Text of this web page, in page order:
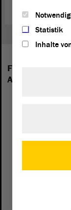
Folgende
Anhalt vertreten:
Statistik
Inhalte